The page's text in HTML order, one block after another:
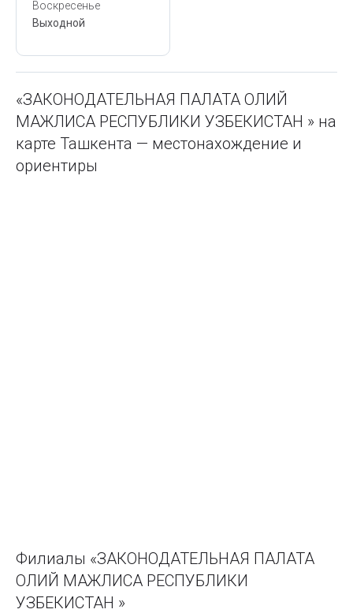
Воскресенье
Выходной
«ЗАКОНОДАТЕЛЬНАЯ ПАЛАТА ОЛИЙ
МАЖЛИСА РЕСПУБЛИКИ УЗБЕКИСТАН » на
карте Ташкента — местонахождение и
ориентиры
Филиалы «ЗАКОНОДАТЕЛЬНАЯ ПАЛАТА
ОЛИЙ МАЖЛИСА РЕСПУБЛИКИ
УЗБЕКИСТАН »